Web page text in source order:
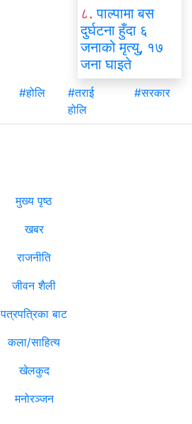
८. पाल्पामा बस
दुर्घटना हुँदा ६
जनाको मृत्यु, १७
जना घाइते
#होलि
#तराई
होलि
#सरकार
मुख्य पृष्ठ
खबर
राजनीति
जीवन शैली
पत्रपत्रिका बाट
कला/साहित्य
खेलकुद
मनोरञ्जन